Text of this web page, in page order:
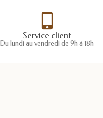
Service client
Du lundi au vendredi de 9h à 18h